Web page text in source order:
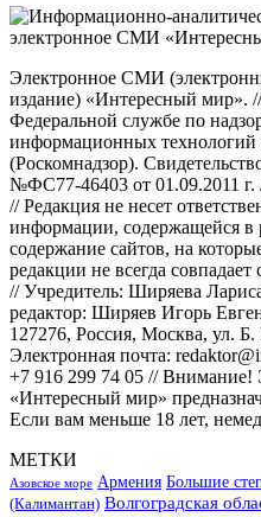
Электронное СМИ
издание) «Интересный мир».
Федеральной службе по
информационных
(Роскомнадзор).
№ФС77-46403 от 01.09.2011 г.
// Редакция не несет
информации, содержащейся в
содержание сайтов, на
редакции не всегда
// Учредитель: Ширяева
редактор: Ширяев Игорь
127276, Россия, Москва, ул.
Электронная почта:
+7 916 299 74 05 //
«Интересный мир»
Если вам меньше 18 лет,
МЕТКИ
Азовское море Армения Большие
(Калимантан) Волгоградская